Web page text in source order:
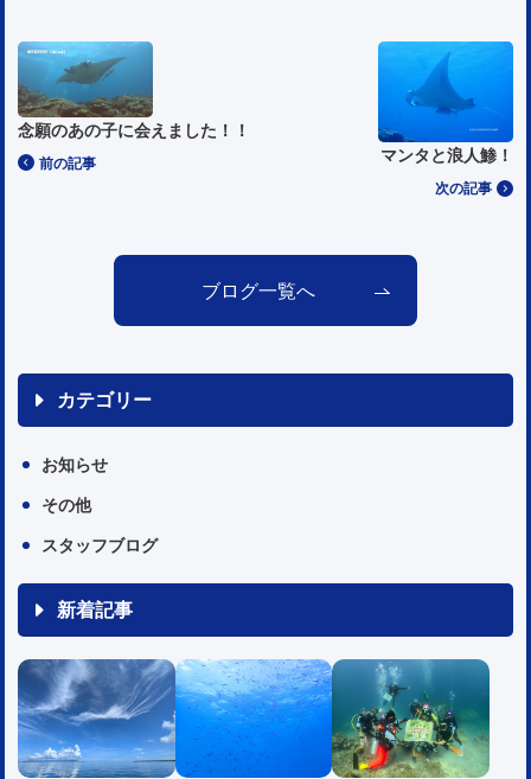
前の記事
念願のあの子に会えました！！
次の記事
マンタと浪人鯵！
ブログ一覧へ
カテゴリー
お知らせ
その他
スタッフブログ
新着記事